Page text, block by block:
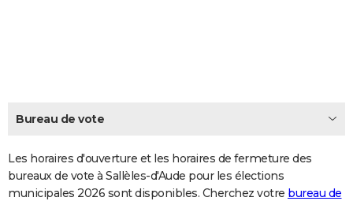
CARTE DE VOEUX
Dictionnaire
Biographies
Citations
Expressions
Proverbes
PROGRAMME TV
Bureau de vote
Les horaires d'ouverture et les horaires de fermeture des
bureaux de vote à Sallèles-d'Aude pour les élections
municipales 2026 sont disponibles. Cherchez votre bureau de